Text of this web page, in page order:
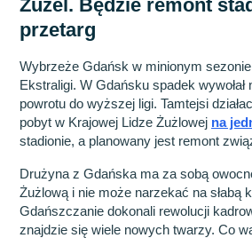
Żużel. Będzie remont
przetarg
Wybrzeże Gdańsk w minionym sezonie
Ekstraligi. W Gdańsku spadek
powrotu do wyższej ligi. Tamtejsi
pobyt w Krajowej Lidze Żużlowej na
stadionie, a planowany jest remont
Drużyna z Gdańska ma za sobą
Żużlową i nie może narzekać na
Gdańszczanie dokonali rewolucji
znajdzie się wiele nowych twarzy. Co